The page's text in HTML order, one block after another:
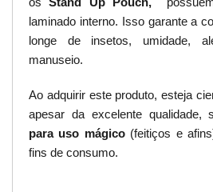
laminado interno. Isso garante a
longe de insetos, umidade,
manuseio.
Ao adquirir este produto, esteja
apesar da excelente qualidade,
para uso mágico(feitiços e
fins de consumo.